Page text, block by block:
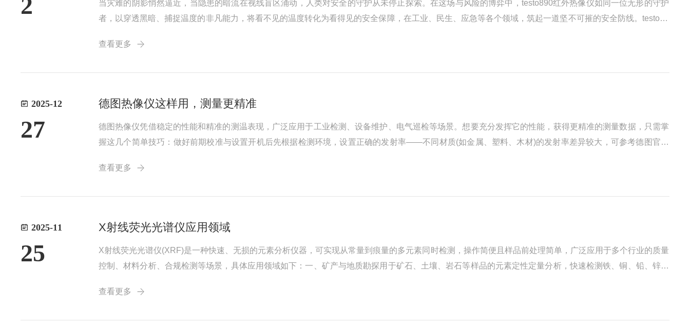
当灾难的阴影悄然逼近，当隐患的暗流在视线盲区涌动，人类对安全的守护从未停止探索。在这场与风险的博弈中，testo890红外热像仪如同一位无形的守护
者，以穿透黑暗、捕捉温度的非凡能力，将看不见的温度转化为看得见的安全保障，在工业、民生、应急等各个领域，筑起一道坚不可摧的安全防线。testo89
触，便能将物体表面的温度差异转化为清晰的热成像图。...
查看更多
2025-12
27
德图热像仪这样用，测量更精准
德图热像仪凭借稳定的性能和精准的测温表现，广泛应用于工业检测、设备维护、电气巡检等场景。想要充分发挥它的性能，获得更精准的测量数据，只需掌
握这几个简单技巧：做好前期校准与设置开机后先根据检测环境，设置正确的发射率——不同材质(如金属、塑料、木材)的发射率差异较大，可参考德图官方
素饱和，距离过远则目标像素占比不足，影响测温精度。建议保持镜头与...
查看更多
2025-11
25
X射线荧光光谱仪应用领域
X射线荧光光谱仪(XRF)是一种快速、无损的元素分析仪器，可实现从常量到痕量的多元素同时检测，操作简便且样品前处理简单，广泛应用于多个行业的质量
控制、材料分析、合规检测等场景，具体应用领域如下：一、矿产与地质勘探用于矿石、土壤、岩石等样品的元素定性定量分析，快速检测铁、铜、铅、锌、
矿石成分，提高勘探效率。二、冶金与金属材料行业原材料检验：...
查看更多